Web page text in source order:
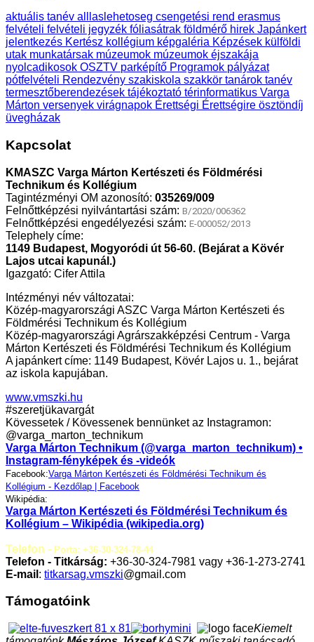
aktuális tanév alllaslehetoseg csengetési rend erasmus
felvételi felvételi jegyzék fóliasátrak földmérő hirek Japánkert
jelentkezés Kertész kollégium képgaléria Képzések külföldi
utak munkatársak múzeumok múzeumok éjszakája
nyolcadikosok OSZTV parképítő Programok pályázat
pótfelvételi Rendezvény szakiskola szakkör tanárok tanév
termesztőberendezések tájékoztató térinformatikus Varga
Márton versenyek virágnapok Érettségi Érettségire ösztöndíj
üvegházak
Kapcsolat
KMASZC Varga Márton Kertészeti és Földmérési
Technikum és Kollégium
Tagintézményi OM azonosító: 035269/009
Felnőttképzési nyilvántartási szám: B/2020/006362
Felnőttképzési engedélyezési szám: E-000052/2013
Telephely címe:
1149 Budapest, Mogyoródi út 56-60. (Bejárat a Kövér
Lajos utcai kapunál.)
Igazgató: Cifer Attila
Intézményi név változatai:
Közép-magyarországi ASZC Varga Márton Kertészeti és
Földmérési Technikum és Kollégium
Közép-magyarországi Agrárszakképzési Centrum - Varga
Márton Kertészeti és Földmérési Technikum és Kollégium
A japánkert címe: 1149 Budapest, Kövér Lajos u. 1., bejárat
az iskola kapujában.
www.vmszki.hu
#szeretjükavargát
Kövessetek / Kövessenek bennünket az Instagramon:
@varga_marton_technikum
Varga Márton Technikum (@varga_marton_technikum) •
Instagram-fényképek és -videók
Facebook:Varga Márton Kertészeti és Földmérési Technikum és
Kollégium - Kezdőlap | Facebook
Wikipédia:
Varga Márton Kertészeti és Földmérési Technikum és
Kollégium – Wikipédia (wikipedia.org)
Telefon - Porta: +36-30-324-78-44
Telefon - Titkárság: +36-30-324-7981 vagy +36-1-273-2741
E-mail : titkarsag.vmszki@gmail.com
Támogatóink
Kiemelt